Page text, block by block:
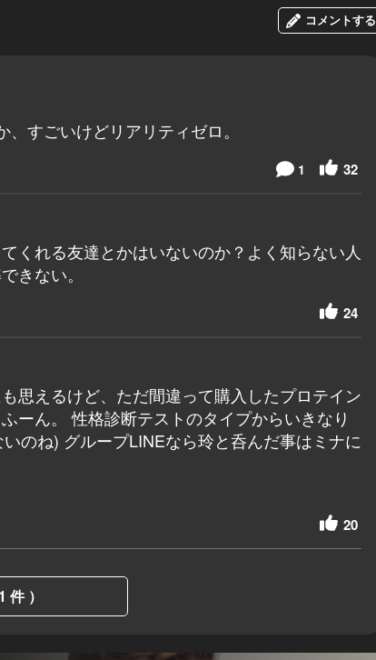
コメントする
すごいけどリアリティゼロ。
32
1
くれる友達とかはいないのか？よく知らない人
きない。
24
思えるけど、ただ間違って購入したプロテイン
ーん。 性格診断テストのタイプからいきなり
のね) グループLINEなら玲と呑んだ事はミナに
20
件 ）